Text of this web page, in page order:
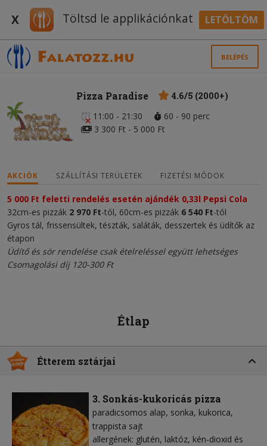
X Töltsd le applikációnkat LETÖLTÖM
BELÉPÉS
Pizza Paradise
4.6/5 (2000+)
11:00 - 21:30
60 - 90 perc
3 300 Ft - 5 000 Ft
AKCIÓK SZÁLLÍTÁSI TERÜLETEK FIZETÉSI MÓDOK
5 000 Ft feletti rendelés esetén ajándék 0,33l Pepsi Cola
32cm-es pizzák 2 970 Ft-tól, 60cm-es pizzák 6 540 Ft-tól
Gyros tál, frissensültek, tészták, saláták, desszertek és üdítők az
étapon
Üdítő és sör rendelése csak ételreléssel együtt lehetséges
Csomagolási díj 120-300 Ft
Étlap
Étterem sztárjai
3. Sonkás-kukoricás pizza
paradicsomos alap sonka kukorica
trappista sajt
allergének: glutén, laktóz, kén-dioxid és